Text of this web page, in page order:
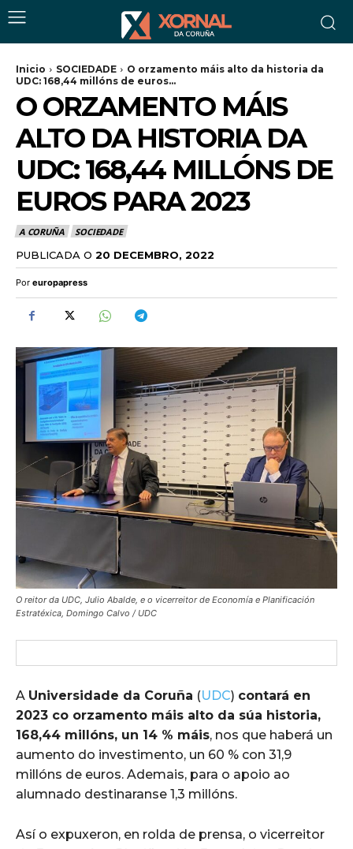
Inicio SOCIEDADE
O orzamento máis alto da historia da
UDC: 168,44 millóns de euros...
O ORZAMENTO MÁIS
ALTO DA HISTORIA DA
UDC: 168,44 MILLÓNS DE
EUROS PARA 2023
A CORUÑA SOCIEDADE
PUBLICADA O 20 DECEMBRO, 2022
Por europapress
O reitor da UDC, Julio Abalde, e o vicerreitor de Economía e Planificación
Estratéxica, Domingo Calvo / UDC
A Universidade da Coruña (UDC) contará en
2023 co orzamento máis alto da súa historia,
168,44 millóns, un 14 % máis, nos que haberá un
aumento do investimento, un 60 % con 31,9
millóns de euros. Ademais, para o apoio ao
alumnado destinaranse 1,3 millóns.
Así o expuxeron, en rolda de prensa, o vicerreitor